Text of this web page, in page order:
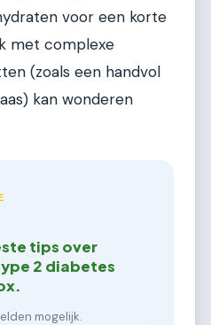
voor een korte
met complexe
(zoals een handvol
kan wonderen
tips over
2 diabetes
mogelijk.